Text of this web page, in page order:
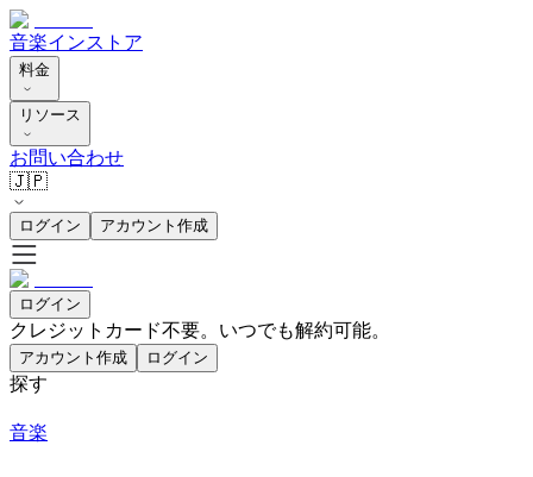
音楽インストア
料金
リソース
お問い合わせ
🇯🇵
ログイン アカウント作成
ログイン
クレジットカード不要。いつでも解約可能。
アカウント作成 ログイン
探す
音楽